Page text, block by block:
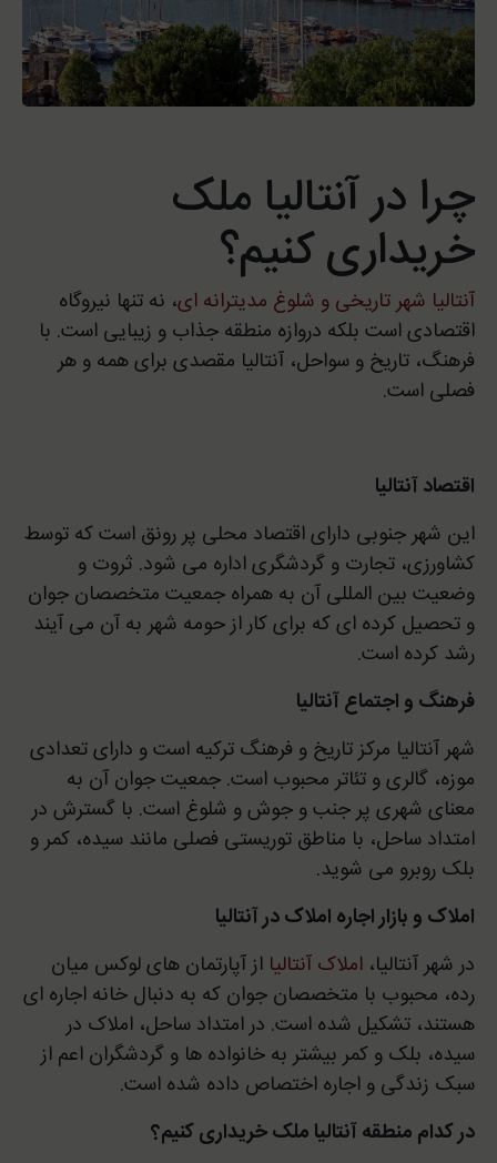
چرا در آنتالیا ملک
خریداری کنیم؟
آنتالیا شهر تاریخی و شلوغ مدیترانه ای، نه تنها نیروگاه
اقتصادی است بلکه دروازه منطقه جذاب و زیبایی است. با
فرهنگ، تاریخ و سواحل، آنتالیا مقصدی برای همه و هر
فصلی است.
اقتصاد آنتالیا
این شهر جنوبی دارای اقتصاد محلی پر رونق است که توسط
کشاورزی، تجارت و گردشگری اداره می شود. ثروت و
وضعیت بین المللی آن به همراه جمعیت متخصصان جوان
و تحصیل کرده ای که برای کار از حومه شهر به آن می آیند
رشد کرده است.
فرهنگ و اجتماع آنتالیا
شهر آنتالیا مرکز تاریخ و فرهنگ ترکیه است و دارای تعدادی
موزه، گالری و تئاتر محبوب است. جمعیت جوان آن به
معنای شهری پر جنب و جوش و شلوغ است. با گسترش در
امتداد ساحل، با مناطق توریستی فصلی مانند سیده، کمر و
بلک روبرو می شوید.
املاک و بازار اجاره املاک در آنتالیا
در شهر آنتالیا، املاک آنتالیا از آپارتمان های لوکس میان
رده، محبوب با متخصصان جوان که به دنبال خانه اجاره ای
هستند، تشکیل شده است. در امتداد ساحل، املاک در
سیده، بلک و کمر بیشتر به خانواده ها و گردشگران اعم از
سبک زندگی و اجاره اختصاص داده شده است.
در کدام منطقه آنتالیا ملک خریداری کنیم؟